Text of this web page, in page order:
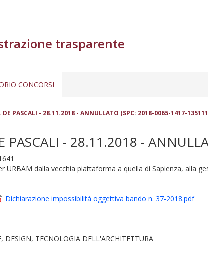
trasparente
CONCORSI
PASCALI - 28.11.2018 - ANNULLATO (SPC: 2018-0065-1417-
PASCALI - 28.11.2018 -
dalla vecchia piattaforma a quella di Sapienza, alla
Dichiarazione impossibilità oggettiva bando n. 37-2018.pdf
TECNOLOGIA DELL'ARCHITETTURA